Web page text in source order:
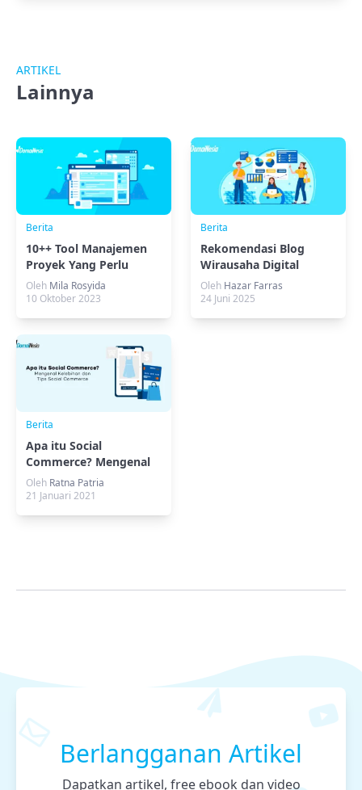
ARTIKEL
Lainnya
Berita
10++ Tool Manajemen
Proyek Yang Perlu
Kamu Ketahui
Oleh Mila Rosyida
10 Oktober 2023
Berita
Rekomendasi Blog
Wirausaha Digital
Paling Inspiratif
Oleh Hazar Farras
24 Juni 2025
Berita
Apa itu Social
Commerce? Mengenal
Kelebihan dan Tips
Social Commerce
Oleh Ratna Patria
21 Januari 2021
Berlangganan Artikel
Dapatkan artikel, free ebook dan video